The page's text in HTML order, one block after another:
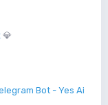
💎
Bot - Yes Ai